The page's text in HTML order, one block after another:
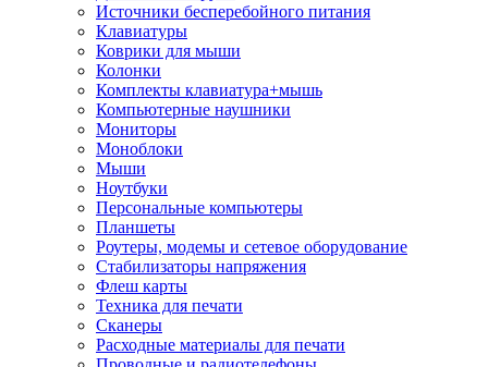
Источники бесперебойного питания
Клавиатуры
Коврики для мыши
Колонки
Комплекты клавиатура+мышь
Компьютерные наушники
Мониторы
Моноблоки
Мыши
Ноутбуки
Персональные компьютеры
Планшеты
Роутеры, модемы и сетевое оборудование
Стабилизаторы напряжения
Флеш карты
Техника для печати
Сканеры
Расходные материалы для печати